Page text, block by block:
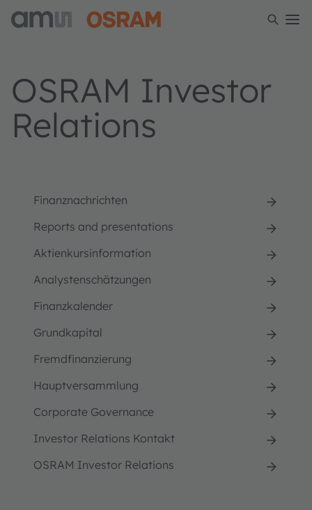
OSRAM Investor
Relations
Finanznachrichten
Reports and presentations
Aktienkursinformation
Analystenschätzungen
Finanzkalender
Grundkapital
Fremdfinanzierung
Hauptversammlung
Corporate Governance
Investor Relations Kontakt
OSRAM Investor Relations